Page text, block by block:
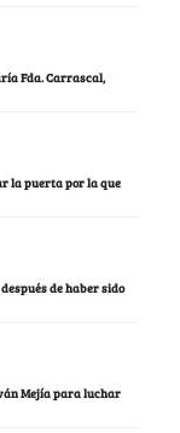
Fda. Carrascal,
la puerta por la que
de haber sido
Mejía para luchar